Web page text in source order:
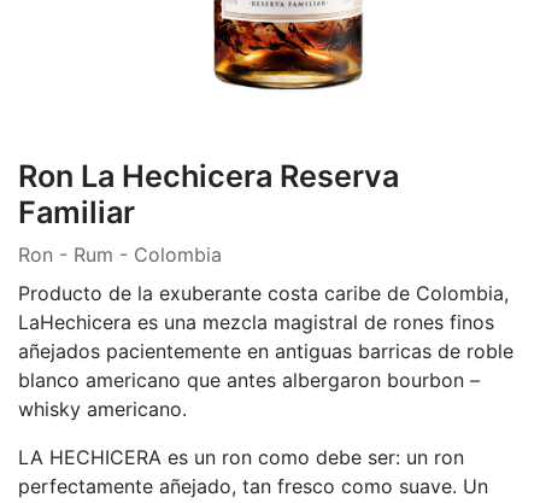
Ron La Hechicera Reserva
Familiar
Ron - Rum - Colombia
Producto de la exuberante costa caribe de Colombia,
LaHechicera es una mezcla magistral de rones finos
añejados pacientemente en antiguas barricas de roble
blanco americano que antes albergaron bourbon –
whisky americano.
LA HECHICERA es un ron como debe ser: un ron
perfectamente añejado, tan fresco como suave. Un